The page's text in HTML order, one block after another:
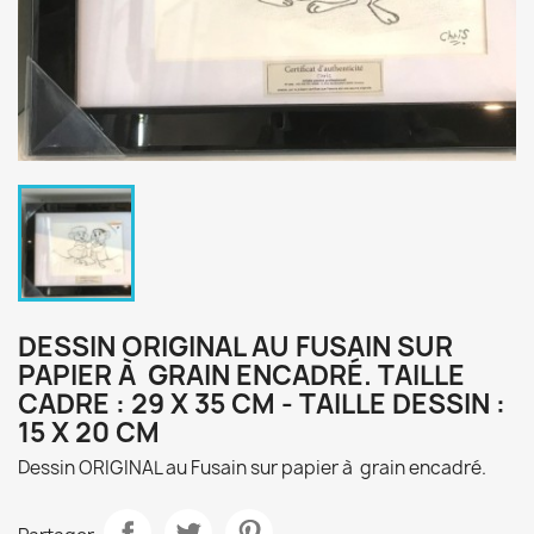
Ajouter à ma liste d'envies ×
Créer une liste d'envies
Nom de la liste d'envies
Connexion ×
Vous devez être connecté pour ajouter des produits
à votre liste d'envies.
DESSIN ORIGINAL AU FUSAIN SUR
PAPIER À GRAIN ENCADRÉ. TAILLE
CADRE : 29 X 35 CM - TAILLE DESSIN :
15 X 20 CM
Dessin ORIGINAL au Fusain sur papier à grain encadré.